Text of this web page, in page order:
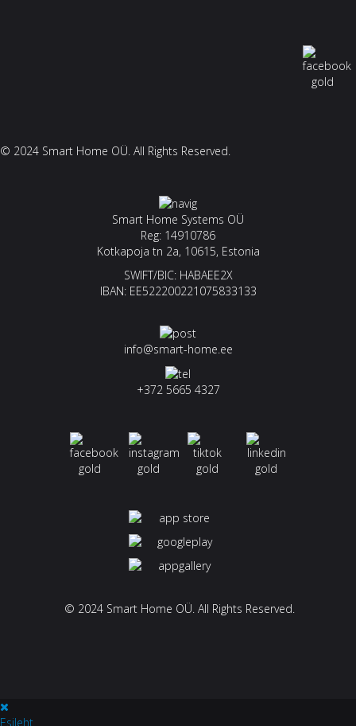
© 2024 Smart Home OÜ. All Rights Reserved.
Smart Home Systems OÜ
Reg: 14910786
Kotkapoja tn 2a, 10615, Estonia
SWIFT/BIC: HABAEE2X
IBAN: EE522200221075833133
info@smart-home.ee
+372 5665 4327
© 2024 Smart Home OÜ. All Rights Reserved.
Esileht